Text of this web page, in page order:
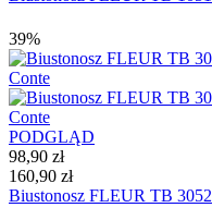
39%
PODGLĄD
98,90 zł
160,90 zł
Biustonosz FLEUR TB 3052